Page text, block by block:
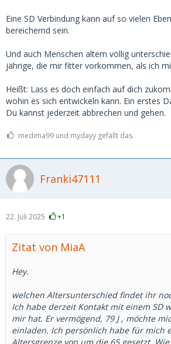
Eine SD Verbindung kann auf so vielen
bereichernd sein.
Und auch Menschen altern völlig
jährige, die mir fitter vorkommen, als ich
Heißt: Lass es doch einfach auf dich
wohin es sich entwickeln kann. Ein erstes
Du kannst jederzeit abbrechen und gehen.
medima99 und mydayy gefällt das.
Franki47111
22. Juli 2025 +1
Zitat von MiaA
Hey.
welchen Altersunterschied findet ihr
Ich habe derzeit Kontakt mit einem SD
mir hat. Er vermögend, 79 J , möchte
einladen. Ich persönlich habe für mich